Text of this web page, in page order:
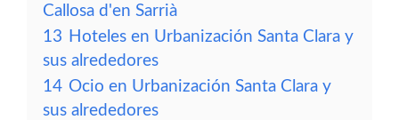
Callosa d'en Sarrià
13 Hoteles en Urbanización Santa Clara y
sus alrededores
14 Ocio en Urbanización Santa Clara y
sus alrededores